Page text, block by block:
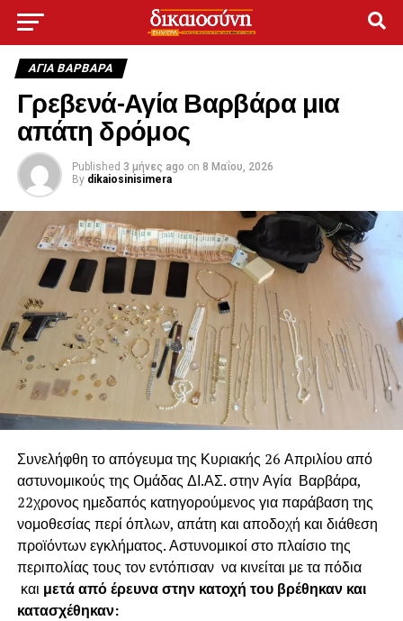
ΑΓΙΑ ΒΑΡΒΑΡΑ
Γρεβενά-Αγία Βαρβάρα μια
απάτη δρόμος
Published 3 μήνες ago on 8 Μαΐου, 2026
By dikaiosinisimera
Συνελήφθη το απόγευμα της Κυριακής 26 Απριλίου από
αστυνομικούς της Ομάδας ΔΙ.ΑΣ. στην Αγία Βαρβάρα,
22χρονος ημεδαπός κατηγορούμενος για παράβαση της
νομοθεσίας περί όπλων, απάτη και αποδοχή και διάθεση
προϊόντων εγκλήματος. Αστυνομικοί στο πλαίσιο της
περιπολίας τους τον εντόπισαν να κινείται με τα πόδια
και μετά από έρευνα στην κατοχή του βρέθηκαν και
κατασχέθηκαν: